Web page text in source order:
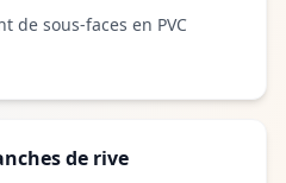
de sous-faces en PVC
de rive